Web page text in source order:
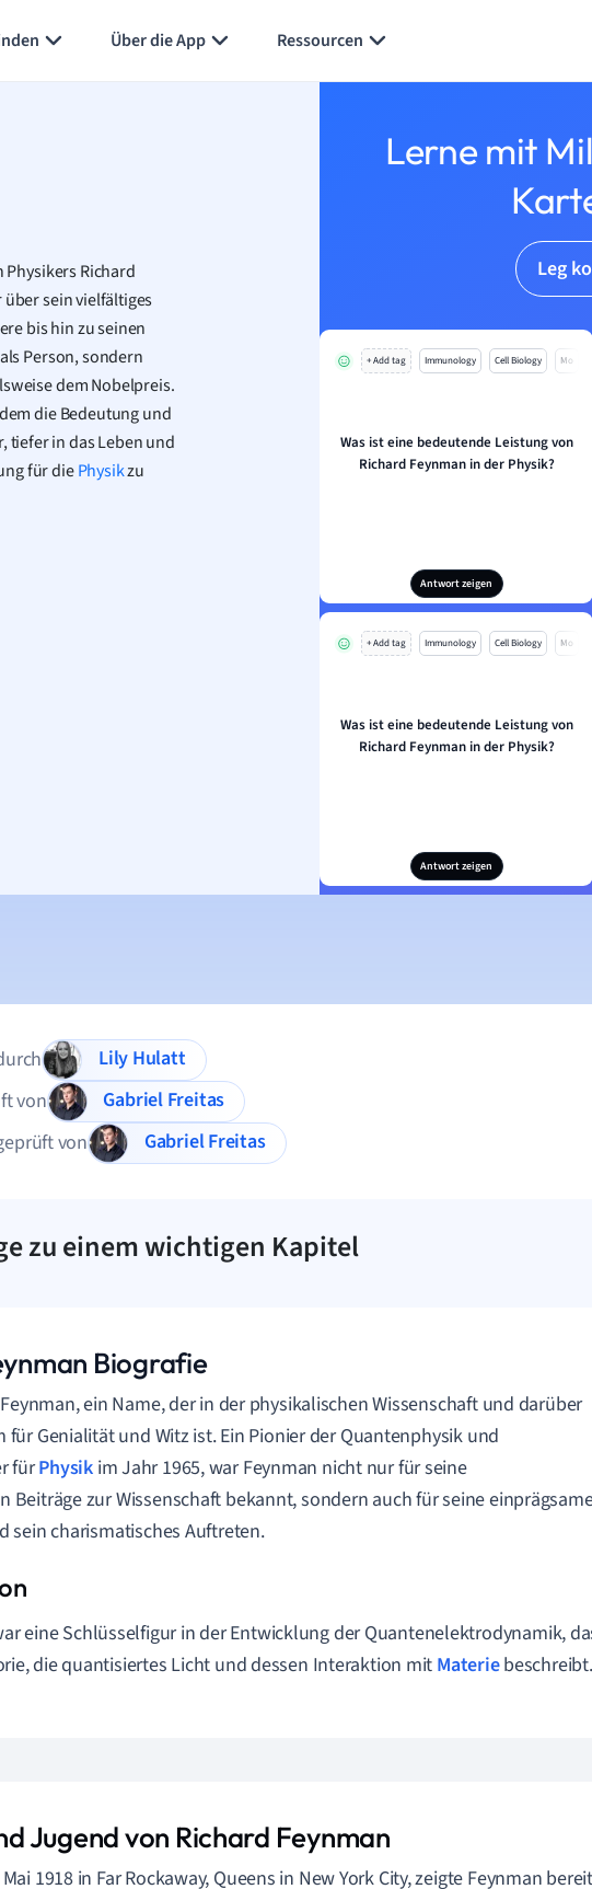
Über die App Ressourcen
Richard
sein vielfältiges
bis hin zu seinen
Person, sondern
dem Nobelpreis.
die Bedeutung und
tiefer in das Leben und
für diePhysikzu
Lerne mit
Leg
+ Add tag Immunology Cell Biology Mo
Was ist eine bedeutende Leistung von
Richard Feynman in der Physik?
Antwort zeigen
+ Add tag Immunology Cell Biology Mo
Was ist eine bedeutende Leistung von
Richard Feynman in der Physik?
Antwort zeigen
Lily Hulatt
von
Gabriel Freitas
von
Gabriel Freitas
zu einem wichtigen Kapitel
Biografie
ein Name, der in der physikalischen Wissenschaft und darüber
für Genialität und Witz ist. Ein Pionier der Quantenphysik und
fürPhysikim Jahr 1965, war Feynman nicht nur für seine
Beiträge zur Wissenschaft bekannt, sondern auch für seine
sein charismatisches Auftreten.
eine Schlüsselfigur in der Entwicklung der Quantenelektrodynamik,
die quantisiertes Licht und dessen Interaktion mit Materiebeschreibt.
Jugend von Richard Feynman
1918 in Far Rockaway, Queens in New York City, zeigte Feynman